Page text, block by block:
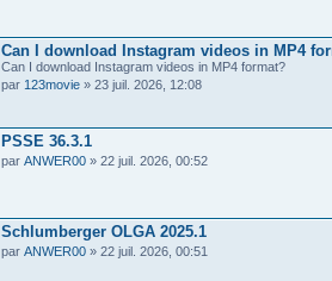
Can I download Instagram videos in MP4
Can I download Instagram videos in MP4 format?
par 123movie » 23 juil. 2026, 12:08
PSSE 36.3.1
par ANWER00 » 22 juil. 2026, 00:52
Schlumberger OLGA 2025.1
par ANWER00 » 22 juil. 2026, 00:51